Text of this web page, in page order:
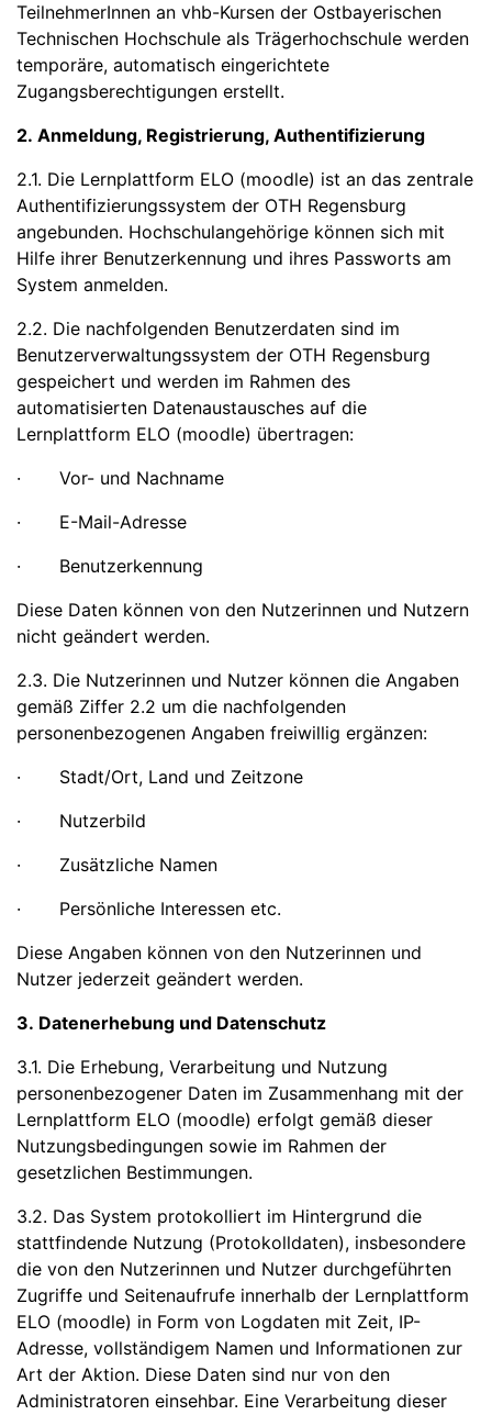
TeilnehmerInnen an vhb-Kursen der Ostbayerischen
Technischen Hochschule als Trägerhochschule werden
temporäre, automatisch eingerichtete
Zugangsberechtigungen erstellt.
2. Anmeldung, Registrierung, Authentifizierung
2.1. Die Lernplattform ELO (moodle) ist an das zentrale
Authentifizierungssystem der OTH Regensburg
angebunden. Hochschulangehörige können sich mit
Hilfe ihrer Benutzerkennung und ihres Passworts am
System anmelden.
2.2. Die nachfolgenden Benutzerdaten sind im
Benutzerverwaltungssystem der OTH Regensburg
gespeichert und werden im Rahmen des
automatisierten Datenaustausches auf die
Lernplattform ELO (moodle) übertragen:
· Vor- und Nachname
· E-Mail-Adresse
· Benutzerkennung
Diese Daten können von den Nutzerinnen und Nutzern
nicht geändert werden.
2.3. Die Nutzerinnen und Nutzer können die Angaben
gemäß Ziffer 2.2 um die nachfolgenden
personenbezogenen Angaben freiwillig ergänzen:
· Stadt/Ort, Land und Zeitzone
· Nutzerbild
· Zusätzliche Namen
· Persönliche Interessen etc.
Diese Angaben können von den Nutzerinnen und
Nutzer jederzeit geändert werden.
3. Datenerhebung und Datenschutz
3.1. Die Erhebung, Verarbeitung und Nutzung
personenbezogener Daten im Zusammenhang mit der
Lernplattform ELO (moodle) erfolgt gemäß dieser
Nutzungsbedingungen sowie im Rahmen der
gesetzlichen Bestimmungen.
3.2. Das System protokolliert im Hintergrund die
stattfindende Nutzung (Protokolldaten), insbesondere
die von den Nutzerinnen und Nutzer durchgeführten
Zugriffe und Seitenaufrufe innerhalb der Lernplattform
ELO (moodle) in Form von Logdaten mit Zeit, IP-
Adresse, vollständigem Namen und Informationen zur
Art der Aktion. Diese Daten sind nur von den
Administratoren einsehbar. Eine Verarbeitung dieser